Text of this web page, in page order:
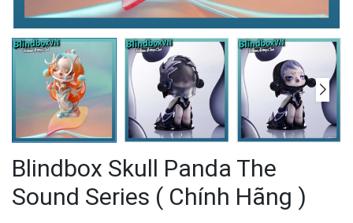
Blindbox Skull Panda The
Sound Series ( Chính Hãng )